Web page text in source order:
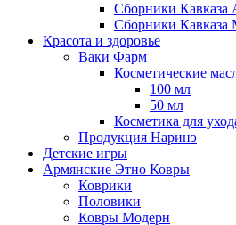
Сборники Кавказа
Сборники Кавказа
Красота и здоровье
Ваки Фарм
Косметические
100 мл
50 мл
Косметика для
Продукция Наринэ
Детские игры
Армянские Этно Ковры
Коврики
Половики
Ковры Модерн